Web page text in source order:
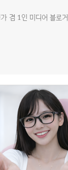
겸 1인 미디어 블로거